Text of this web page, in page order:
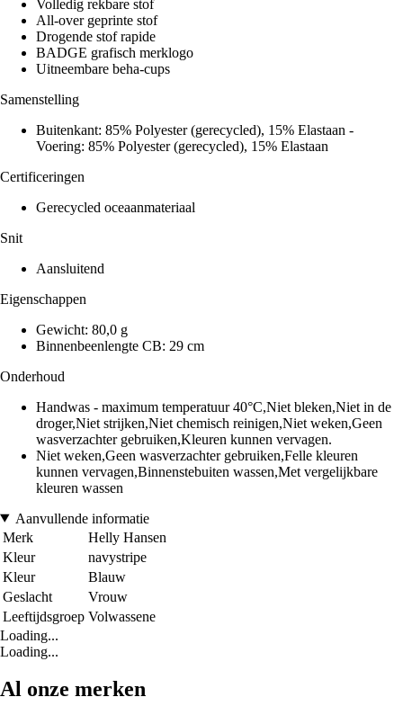
Volledig rekbare stof
All-over geprinte stof
Drogende stof rapide
BADGE grafisch merklogo
Uitneembare beha-cups
Samenstelling
Buitenkant: 85% Polyester (gerecycled), 15% Elastaan -
Voering: 85% Polyester (gerecycled), 15% Elastaan
Certificeringen
Gerecycled oceaanmateriaal
Snit
Aansluitend
Eigenschappen
Gewicht: 80,0 g
Binnenbeenlengte CB: 29 cm
Onderhoud
Handwas - maximum temperatuur 40°C,Niet bleken,Niet in de
droger,Niet strijken,Niet chemisch reinigen,Niet weken,Geen
wasverzachter gebruiken,Kleuren kunnen vervagen.
Niet weken,Geen wasverzachter gebruiken,Felle kleuren
kunnen vervagen,Binnenstebuiten wassen,Met vergelijkbare
kleuren wassen
Aanvullende informatie
Merk
Helly Hansen
Kleur
navystripe
Kleur
Blauw
Geslacht
Vrouw
Leeftijdsgroep Volwassene
Loading...
Loading...
Al onze merken